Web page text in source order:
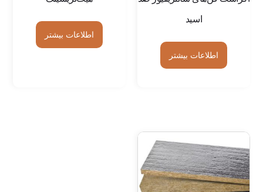
اسید
اطلاعات بیشتر
اطلاعات بیشتر